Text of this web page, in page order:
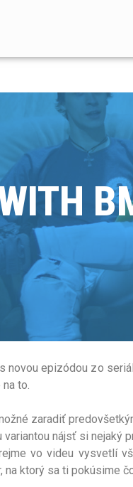
novou epizódou zo
to.
zaradiť
nájsť si nejaký
vo videu vysvetlí
na ktorý sa ti pokúsime